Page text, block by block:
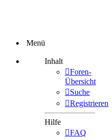
Menü
Inhalt
Foren-
Übersicht
Suche
Registrieren
Hilfe
FAQ